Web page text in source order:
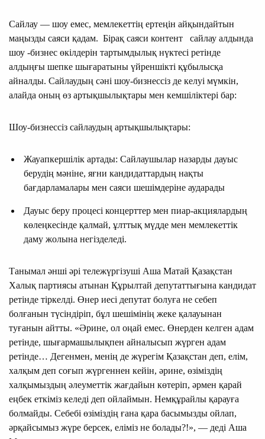
Сайлау — шоу емес, мемлекеттің ертеңін айқындайтын
маңызды саяси қадам. Бірақ саяси контент сайлау алдында
шоу -бизнес өкілдерін тартымдылық нүктесі ретінде
алдыңғы шепке шығаратыны үйреншікті құбылысқа
айналды. Сайлаудың сәні шоу-бизнессіз де келуі мүмкін,
алайда оның өз артықшылықтары мен кемшіліктері бар:
Шоу-бизнессіз сайлаудың артықшылықтары:
Жауапкершілік артады: Сайлаушылар назарды дауыс
берудің мәніне, яғни кандидаттардың нақты
бағдарламалары мен саяси шешімдеріне аударады
Дауыс беру процесі концерттер мен пиар-акциялардың
көлеңкесінде қалмай, ұлттық мүдде мен мемлекеттік
даму жолына негізделеді.
Танымал әнші әрі тележүргізуші Аша Матай Қазақстан
Халық партиясы атынан Құрылтай депутаттығына кандидат
ретінде тіркелді. Өнер иесі депутат болуға не себеп
болғанын түсіндіріп, бұл шешімінің жеке қалауынан
туғанын айтты. «Әрине, ол оңай емес. Өнерден келген адам
ретінде, шығармашылықпен айналысып жүрген адам
ретінде… Дегенмен, менің де жүрегім Қазақстан деп, елім,
халқым деп соғып жүргеннен кейін, әрине, өзіміздің
халқымыздың әлеуметтік жағдайын көтеріп, әрмен қарай
еңбек еткіміз келеді деп ойлаймын. Немқұрайлы қарауға
болмайды. Себебі өзіміздің ғана қара басымызды ойлап,
әрқайсымыз жүре берсек, еліміз не болады?!», — деді Аша